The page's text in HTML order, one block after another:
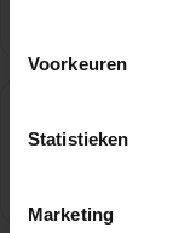
Voorkeuren
Statistieken
Marketing
Hij heeft me